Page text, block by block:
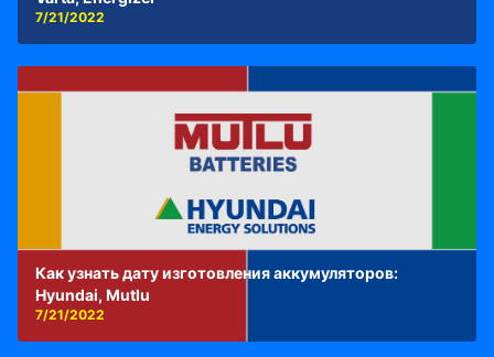
7/21/2022
Как узнать дату изготовления аккумуляторов:
Hyundai, Mutlu
7/21/2022